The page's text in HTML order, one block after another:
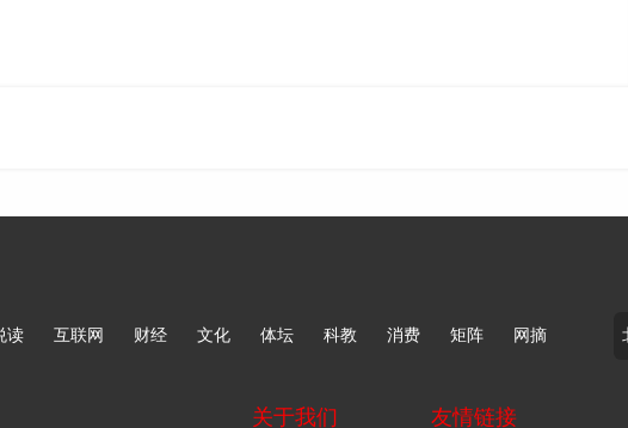
公司最新年度业绩显示，截至2025年12月31日，名创优品全年收入为
能力。但这条路径对大多数杂货集合店来说并不轻松——这意味着要在IP
读 互联网 财经 文化 体坛 科教 消费 矩阵 网摘
关于我们 友情链接